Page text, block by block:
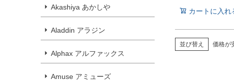
Akashiya あかしや
Aladdin アラジン
Alphax アルファックス
Amuse アミューズ
カートに入れ
並び替え 価格が